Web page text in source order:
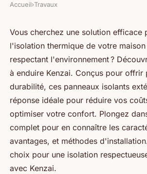
Panneau à enduire
isolez efficacement
kenzai
Emma•29 juillet 2024•6 min de lecture
Accueil›Travaux
Vous cherchez une solution efficace
l'isolation thermique de votre
respectant l'environnement ?
à enduire Kenzai. Conçus pour offrir
durabilité, ces panneaux isolants
réponse idéale pour réduire vos
optimiser votre confort. Plongez
complet pour en connaître les
avantages, et méthodes
choix pour une isolation
avec Kenzai.